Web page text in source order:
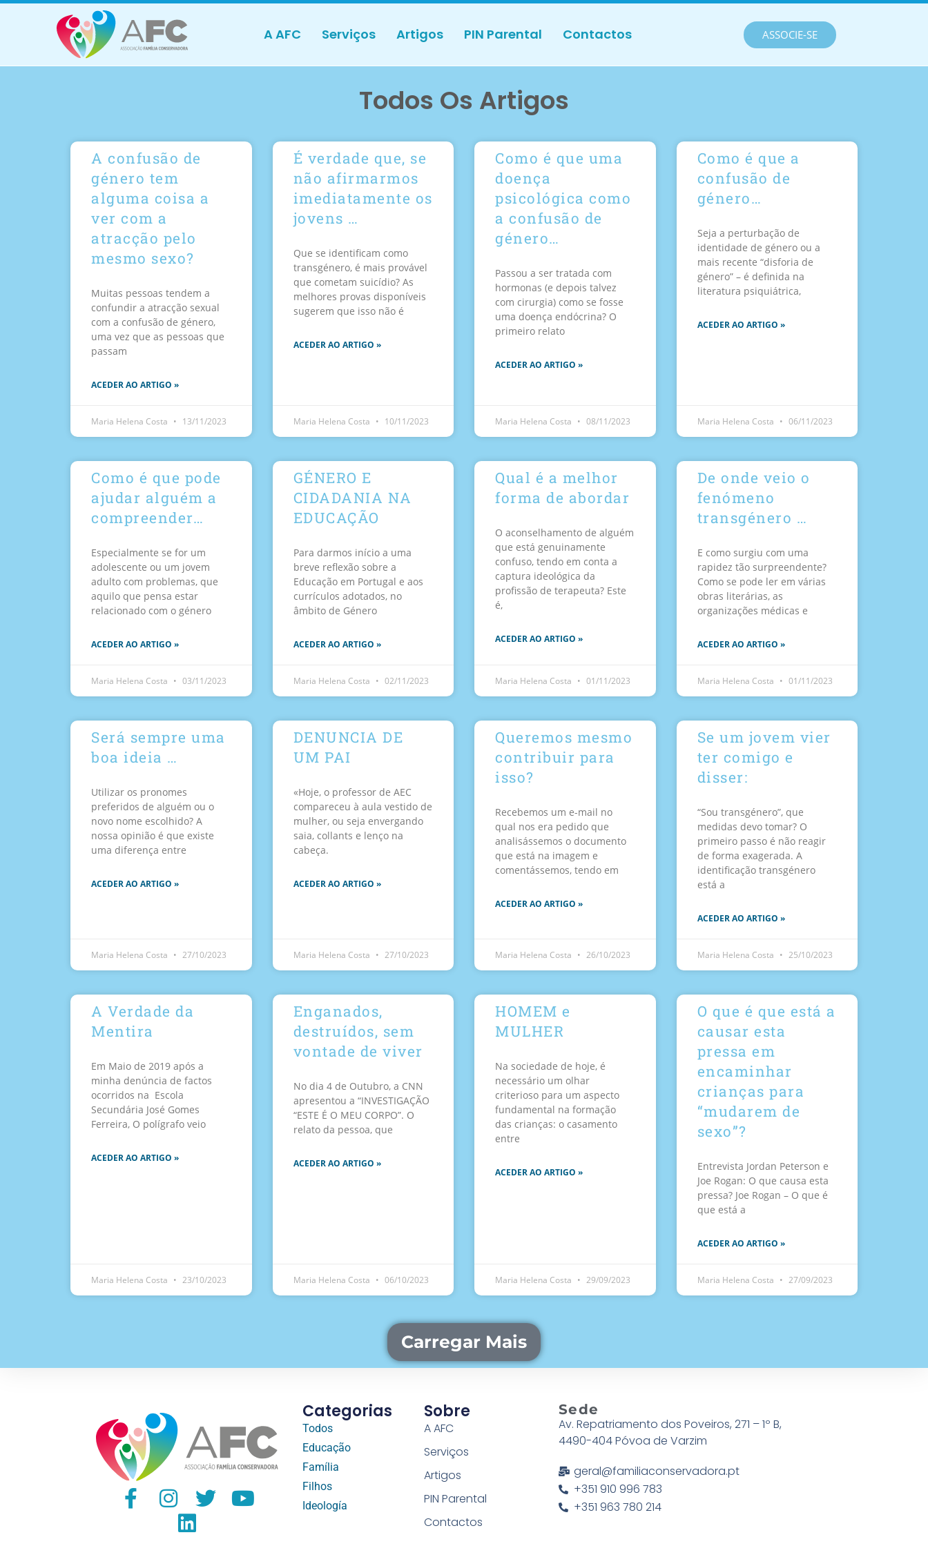
A AFC Serviços Artigos PIN Parental Contactos ASSOCIE-SE
Todos Os Artigos
A confusão de
género tem
alguma coisa a
ver com a
atracção pelo
mesmo sexo?
Muitas pessoas tendem a
confundir a atracção sexual
com a confusão de género,
uma vez que as pessoas que
passam
ACEDER AO ARTIGO »
Maria Helena Costa 13/11/2023
É verdade que, se
não afirmarmos
imediatamente os
jovens …
Que se identificam como
transgénero, é mais provável
que cometam suicídio? As
melhores provas disponíveis
sugerem que isso não é
ACEDER AO ARTIGO »
Maria Helena Costa 10/11/2023
Como é que uma
doença
psicológica como
a confusão de
género…
Passou a ser tratada com
hormonas (e depois talvez
com cirurgia) como se fosse
uma doença endócrina? O
primeiro relato
ACEDER AO ARTIGO »
Maria Helena Costa 08/11/2023
Como é que a
confusão de
género…
Seja a perturbação de
identidade de género ou a
mais recente “disforia de
género” – é definida na
literatura psiquiátrica,
ACEDER AO ARTIGO »
Maria Helena Costa 06/11/2023
Como é que pode
ajudar alguém a
compreender…
Especialmente se for um
adolescente ou um jovem
adulto com problemas, que
aquilo que pensa estar
relacionado com o género
ACEDER AO ARTIGO »
Maria Helena Costa 03/11/2023
GÉNERO E
CIDADANIA NA
EDUCAÇÃO
Para darmos início a uma
breve reflexão sobre a
Educação em Portugal e aos
currículos adotados, no
âmbito de Género
ACEDER AO ARTIGO »
Maria Helena Costa 02/11/2023
Qual é a melhor
forma de abordar
O aconselhamento de alguém
que está genuinamente
confuso, tendo em conta a
captura ideológica da
profissão de terapeuta? Este
é,
ACEDER AO ARTIGO »
Maria Helena Costa 01/11/2023
De onde veio o
fenómeno
transgénero …
E como surgiu com uma
rapidez tão surpreendente?
Como se pode ler em várias
obras literárias, as
organizações médicas e
ACEDER AO ARTIGO »
Maria Helena Costa 01/11/2023
Será sempre uma
boa ideia …
Utilizar os pronomes
preferidos de alguém ou o
novo nome escolhido? A
nossa opinião é que existe
uma diferença entre
ACEDER AO ARTIGO »
Maria Helena Costa 27/10/2023
DENUNCIA DE
UM PAI
«Hoje, o professor de AEC
compareceu à aula vestido de
mulher, ou seja envergando
saia, collants e lenço na
cabeça.
ACEDER AO ARTIGO »
Maria Helena Costa 27/10/2023
Queremos mesmo
contribuir para
isso?
Recebemos um e-mail no
qual nos era pedido que
analisássemos o documento
que está na imagem e
comentássemos, tendo em
ACEDER AO ARTIGO »
Maria Helena Costa 26/10/2023
Se um jovem vier
ter comigo e
disser:
“Sou transgénero”, que
medidas devo tomar? O
primeiro passo é não reagir
de forma exagerada. A
identificação transgénero
está a
ACEDER AO ARTIGO »
Maria Helena Costa 25/10/2023
A Verdade da
Mentira
Em Maio de 2019 após a
minha denúncia de factos
ocorridos na Escola
Secundária José Gomes
Ferreira, O polígrafo veio
ACEDER AO ARTIGO »
Maria Helena Costa 23/10/2023
Enganados,
destruídos, sem
vontade de viver
No dia 4 de Outubro, a CNN
apresentou a “INVESTIGAÇÃO
“ESTE É O MEU CORPO”. O
relato da pessoa, que
ACEDER AO ARTIGO »
Maria Helena Costa 06/10/2023
HOMEM e
MULHER
Na sociedade de hoje, é
necessário um olhar
criterioso para um aspecto
fundamental na formação
das crianças: o casamento
entre
ACEDER AO ARTIGO »
Maria Helena Costa 29/09/2023
O que é que está a
causar esta
pressa em
encaminhar
crianças para
“mudarem de
sexo”?
Entrevista Jordan Peterson e
Joe Rogan: O que causa esta
pressa? Joe Rogan – O que é
que está a
ACEDER AO ARTIGO »
Maria Helena Costa 27/09/2023
Carregar Mais
Categorias
Todos
Educação
Família
Filhos
Ideología
Sobre
A AFC
Serviços
Artigos
PIN Parental
Contactos
Sede
Av. Repatriamento dos Poveiros, 271 – 1º B,
4490-404 Póvoa de Varzim
geral@familiaconservadora.pt
+351 910 996 783
+351 963 780 214